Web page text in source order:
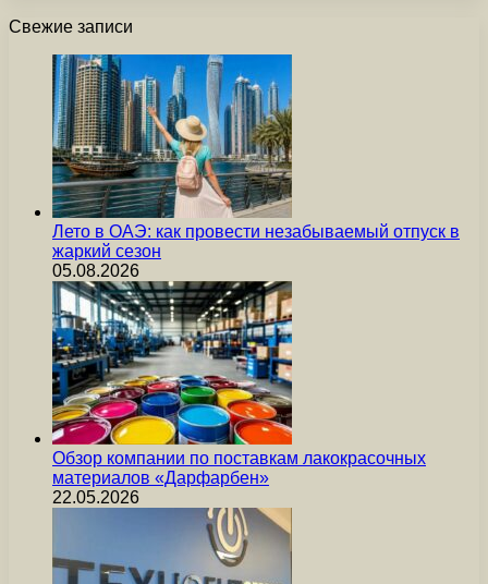
Свежие записи
Лето в ОАЭ: как провести незабываемый отпуск в
жаркий сезон
05.08.2026
Обзор компании по поставкам лакокрасочных
материалов «Дарфарбен»
22.05.2026